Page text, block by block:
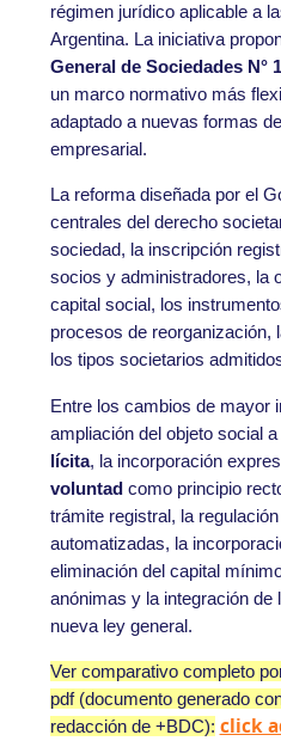
régimen jurídico aplicable a
Argentina. La iniciativa
General de Sociedades N°
un marco normativo más
adaptado a nuevas formas
empresarial.
La reforma diseñada por el
centrales del derecho
sociedad, la inscripción
socios y administradores, la
capital social, los
procesos de reorganización,
los tipos societarios
Entre los cambios de mayor
ampliación del objeto social a
lícita, la incorporación
voluntadcomo principio
trámite registral, la
automatizadas, la
eliminación del capital
anónimas y la integración de
nueva ley general.
Ver comparativo completo
pdf (documento generado
redacción de +BDC): click